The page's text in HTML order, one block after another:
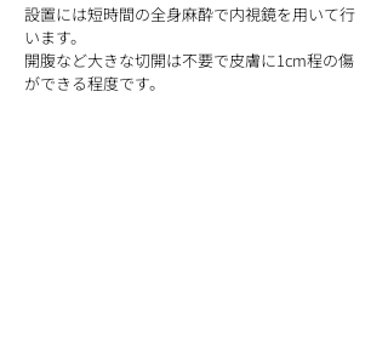
設置には短時間の全身麻酔で内視鏡を用いて行
います。
開腹など大きな切開は不要で皮膚に1cm程の傷
ができる程度です。